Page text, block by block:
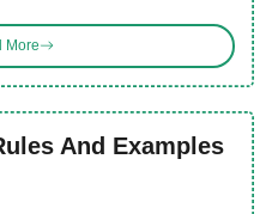
More
And Examples